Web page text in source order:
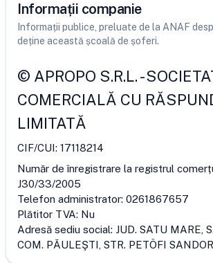
Informații companie
Informații publice, preluate de la ANAF
deține această școală de șoferi.
© APROPO S.R.L.-
COMERCIALĂ CU
LIMITATĂ
CIF/CUI: 17118214
Număr de înregistrare la registrul
J30/33/2005
Telefon administrator: 0261867657
Plătitor TVA: Nu
Adresă sediu social: JUD. SATU MARE,
COM. PĂULEŞTI, STR. PETÖFI